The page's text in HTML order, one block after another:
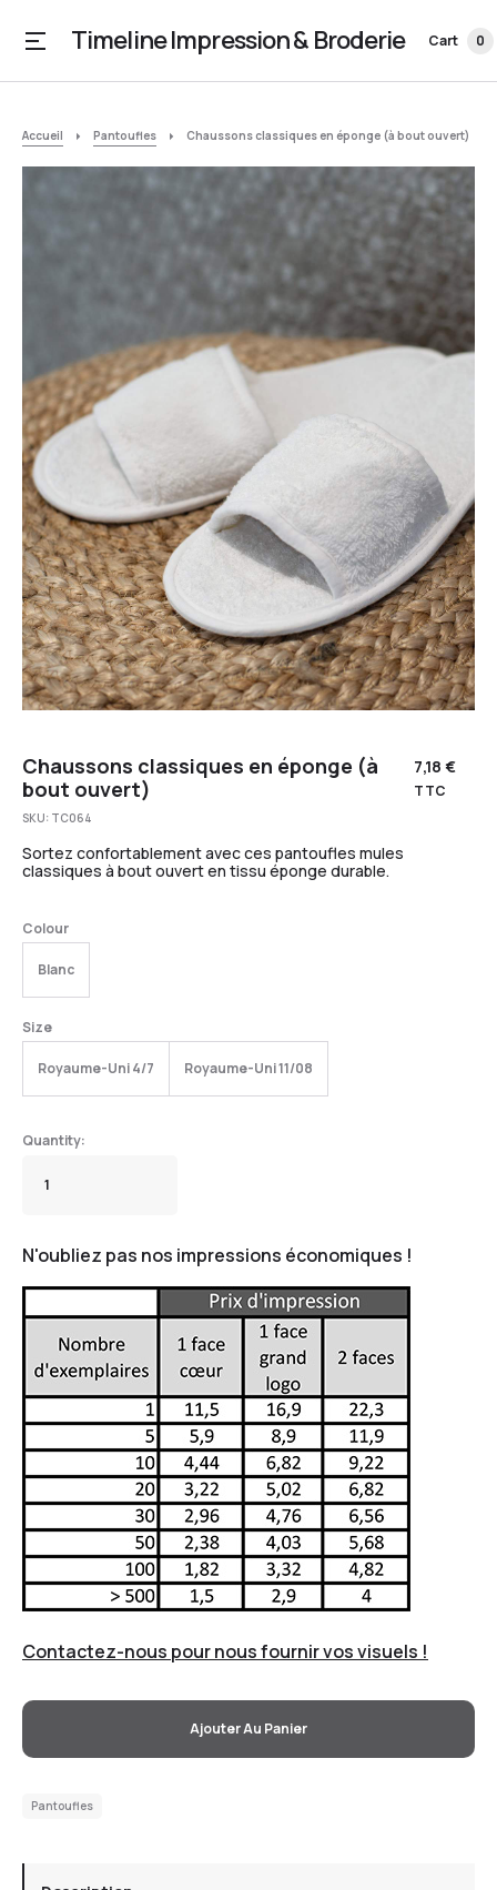
Timeline Impression & Broderie Cart 0
Accueil Pantoufles Chaussons classiques en éponge (à bout ouvert)
Chaussons classiques en éponge (à
bout ouvert)
7,18€
TTC
SKU: TC064
Sortez confortablement avec ces pantoufles mules
classiques à bout ouvert en tissu éponge durable.
Colour
Blanc
Size
Royaume-Uni 4/7 Royaume-Uni 11/08
N'oubliez pas nos impressions économiques !
Contactez-nous pour nous fournir vos visuels !
Ajouter Au Panier
Pantoufles